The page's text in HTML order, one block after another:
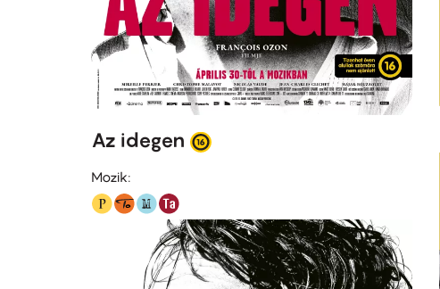
Az idegen
Mozik: